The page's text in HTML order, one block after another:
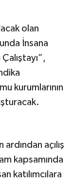
olan
İnsana
kurumlarının
açılış
kapsamında
katılımcılara